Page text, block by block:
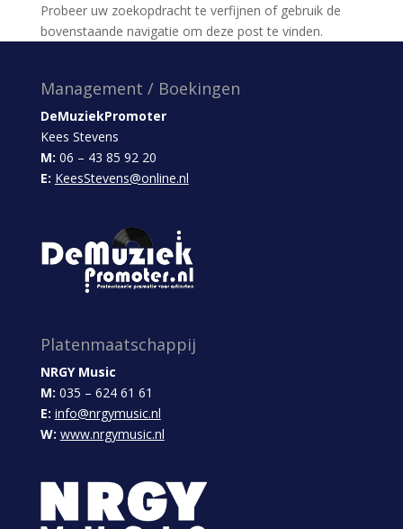
Probeer uw zoekopdracht te verfijnen of gebruik de
bovenstaande navigatie om deze post te vinden.
Management / Boekingen
DeMuziekPromoter
Kees Stevens
M: 06 – 43 85 92 20
E: KeesStevens@online.nl
Platenmaatschappij
NRGY Music
M: 035 – 624 61 61
E: info@nrgymusic.nl
W: www.nrgymusic.nl